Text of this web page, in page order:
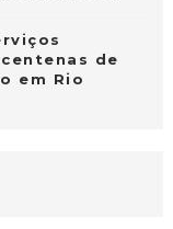
de
em Rio